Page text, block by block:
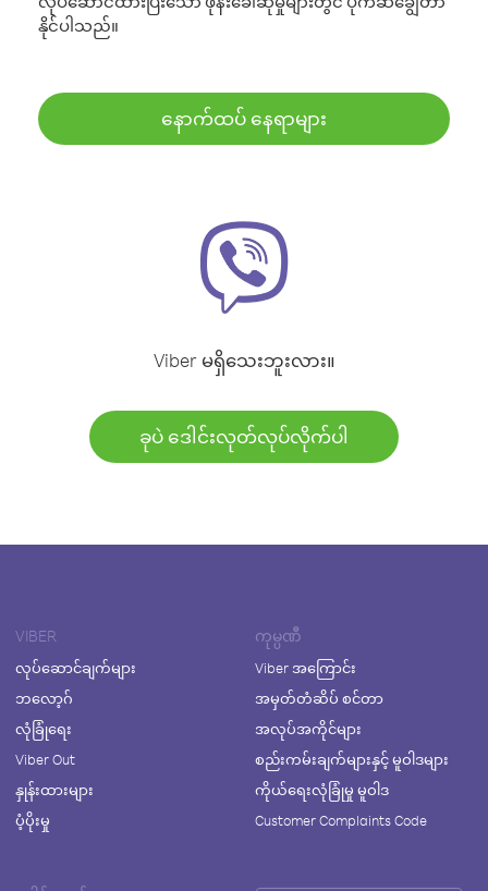
နိုင်ပါသည်။
နောက်ထပ် နေရာများ
Viber မရှိသေးဘူးလား။
ခုပဲ ဒေါင်းလုတ်လုပ်လိုက်ပါ
VIBER
လုပ်ဆောင်ချက်များ
ဘလော့ဂ်
လုံခြုံရေး
Viber Out
နှုန်းထားများ
ပံ့ပိုးမှု
ကုမ္ပဏီ
Viber အကြောင်း
အမှတ်တံဆိပ် စင်တာ
အလုပ်အကိုင်များ
စည်းကမ်းချက်များနှင့် မူဝါဒများ
ကိုယ်ရေးလုံခြုံမှု မူဝါဒ
Customer Complaints Code